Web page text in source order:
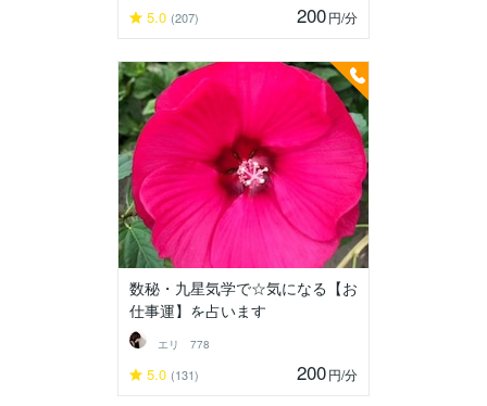
5.0 (207) 200円/分
数秘・九星気学で☆気になる【お
仕事運】を占います
エリ 778
5.0 (131) 200円/分